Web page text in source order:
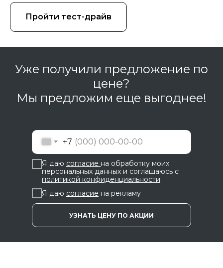
Пройти тест-драйв
Уже получили предложение по
цене?
Мы предложим еще выгоднее!
+7
Я даю согласие на обработку моих
персональных данных и соглашаюсь с
политикой конфиденциальности
Я даю согласие на рекламу
УЗНАТЬ ЦЕНУ ПО АКЦИИ